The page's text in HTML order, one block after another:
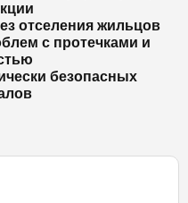
отселения жильцов
с протечками и
безопасных